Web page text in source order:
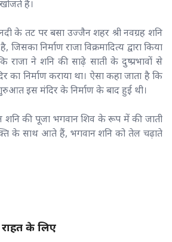
हैं।
नदी के तट पर बसा उज्जैन शहर श्री नवग्रह शनि
निर्माण राजा विक्रमादित्य द्वारा किया
राजा ने शनि की साढ़े साती के दुष्प्रभावों से
का निर्माण कराया था। ऐसा कहा जाता है कि
इस मंदिर के निर्माण के बाद हुई थी।
शनि की पूजा भगवान शिव के रूप में की जाती
के साथ आते हैं, भगवान शनि को तेल चढ़ाते
के लिए